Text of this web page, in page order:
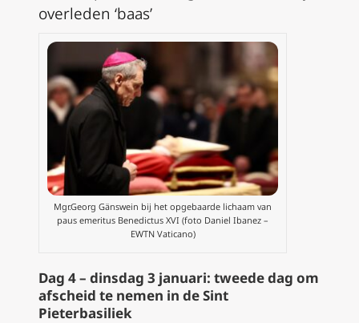
overleden ‘baas’
Mgr.Georg Gänswein bij het opgebaarde lichaam van
paus emeritus Benedictus XVI (foto Daniel Ibanez –
EWTN Vaticano)
Dag 4 – dinsdag 3 januari: tweede dag om
afscheid te nemen in de Sint
Pieterbasiliek